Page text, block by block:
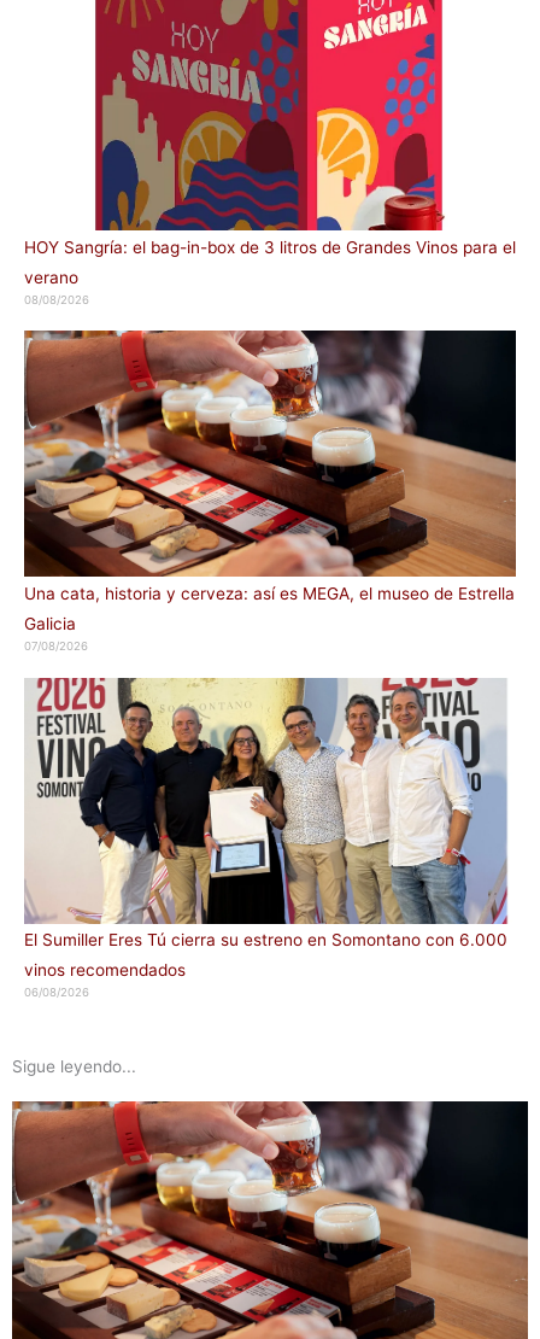
HOY Sangría: el bag-in-box de 3 litros de Grandes Vinos para el
verano
08/08/2026
Una cata, historia y cerveza: así es MEGA, el museo de Estrella
Galicia
07/08/2026
El Sumiller Eres Tú cierra su estreno en Somontano con 6.000
vinos recomendados
06/08/2026
Sigue leyendo...